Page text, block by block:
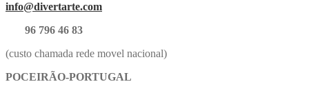
info@divertarte.com
96 796 46 83
(custo chamada rede movel nacional)
POCEIRÃO-PORTUGAL